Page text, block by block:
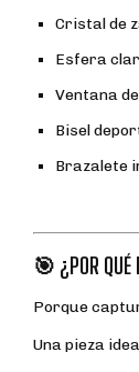
Cristal de
Esfera
Ventana
Bisel
Brazalete
🎯 ¿POR QUÉ
Porque
Una pieza